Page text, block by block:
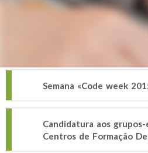
Semana «Code week
Candidatura aos
Centros de Formação